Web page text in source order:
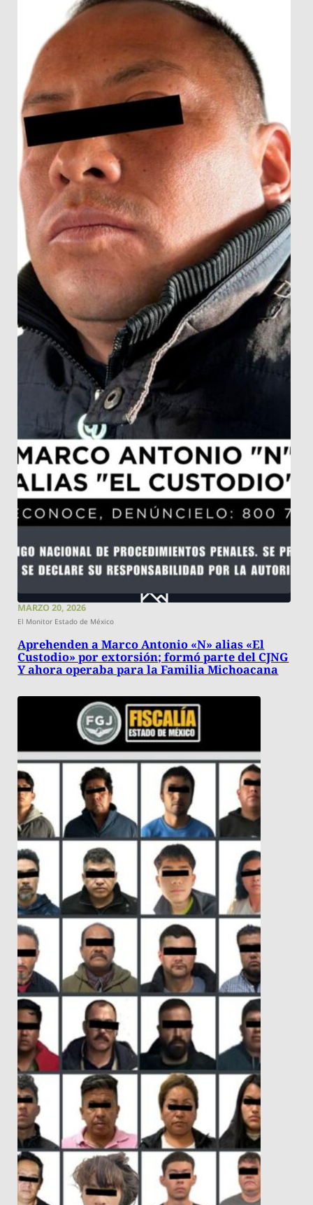
MARZO 20, 2026
El Monitor Estado de México
Aprehenden a Marco Antonio «N» alias «El
Custodio» por extorsión; formó parte del CJNG
Y ahora operaba para la Familia Michoacana